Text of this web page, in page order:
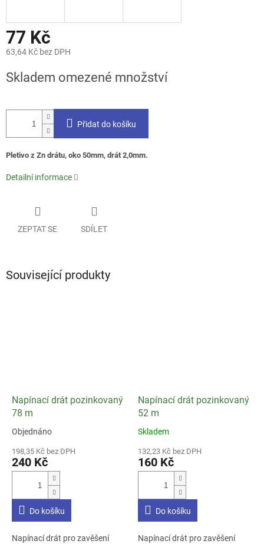
77 Kč
63,64 Kč bez DPH
cena:
Skladem omezené množství
Přidat do košíku
Pletivo z Zn drátu, oko 50mm, drát 2,0mm.
Detailní informace
ZEPTAT SE SDÍLET
Související produkty
Napínací drát pozinkovaný
78 m
Průměrné
produktu
je
5
hvězdiček.
Objednáno
198,35 Kč bez DPH
240 Kč
Do košíku
Napínací drát pro zavěšení
Napínací drát pozinkovaný
52 m
Průměrné
produktu
je
5
hvězdiček.
Skladem
132,23 Kč bez DPH
160 Kč
Do košíku
Napínací drát pro zavěšení